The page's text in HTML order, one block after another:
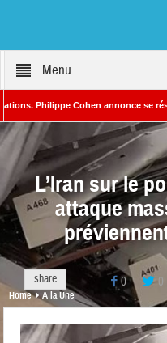
Menu
Cohen annonce se
L’Iran menace de frapper
L’Iran sur le
attaque
share 0 0
Home A la Une